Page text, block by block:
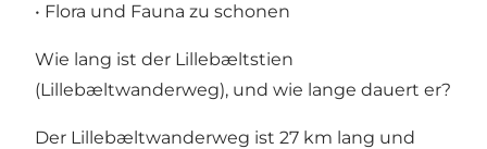
• Flora und Fauna zu schonen
Wie lang ist der Lillebæltstien
(Lillebæltwanderweg), und wie lange dauert er?
Der Lillebæltwanderweg ist 27 km lang und